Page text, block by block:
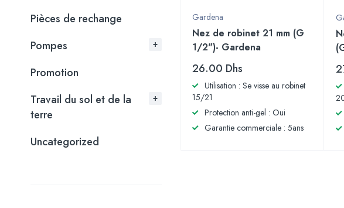
Pièces de rechange
Pompes
Promotion
Travail du sol et de la
terre
Uncategorized
Gardena
Nez de robinet 21 mm (G
1/2")- Gardena
26.00 Dhs
Utilisation : Se visse au robinet
15/21
Protection anti-gel : Oui
Garantie commerciale : 5ans